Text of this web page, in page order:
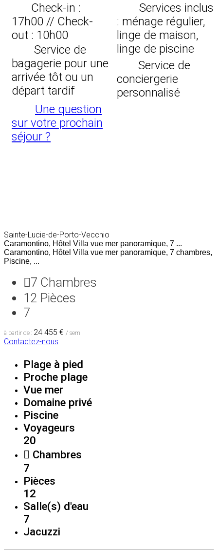
Check-in :
17h00 // Check-
out : 10h00
Service de
bagagerie pour une
arrivée tôt ou un
départ tardif
Une question
sur votre prochain
séjour ?
Services inclus
: ménage régulier,
linge de maison,
linge de piscine
Service de
conciergerie
personnalisé
Sainte-Lucie-de-Porto-Vecchio
Caramontino, Hôtel Villa vue mer panoramique, 7 ...
Caramontino, Hôtel Villa vue mer panoramique, 7 chambres,
Piscine, ...
7 Chambres
12 Pièces
7
à partir de : 24 455 € / sem
Contactez-nous
Plage à pied
Proche plage
Vue mer
Domaine privé
Piscine
Voyageurs
20
Chambres
7
Pièces
12
Salle(s) d'eau
7
Jacuzzi